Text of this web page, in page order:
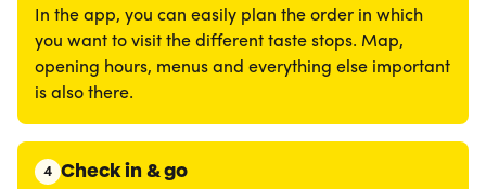
In the app, you can easily plan the order in which
you want to visit the different taste stops. Map,
opening hours, menus and everything else important
is also there.
4 Check in & go